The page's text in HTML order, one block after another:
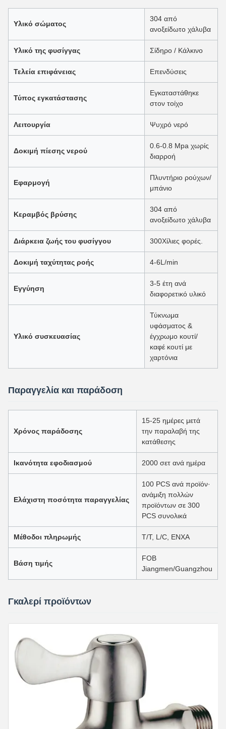
Υλικό σώματος
304 από
ανοξείδωτο χάλυβα
Υλικό της φυσίγγας Σίδηρο / Κάλκινο
Τελεία επιφάνειας Επενδύσεις
Τύπος εγκατάστασης
Εγκαταστάθηκε
στον τοίχο
Λειτουργία Ψυχρό νερό
Δοκιμή πίεσης νερού
0.6-0.8 Mpa χωρίς
διαρροή
Εφαρμογή
Πλυντήριο ρούχων/
μπάνιο
Κεραμβός βρύσης
304 από
ανοξείδωτο χάλυβα
Διάρκεια ζωής του φυσίγγου 300Χίλιες φορές.
Δοκιμή ταχύτητας ροής 4-6L/min
Εγγύηση
3-5 έτη ανά
διαφορετικό υλικό
Υλικό συσκευασίας
Τύκνωμα
υφάσματος &
έγχρωμο κουτί/
καφέ κουτί με
χαρτόνια
Παραγγελία και παράδοση
Χρόνος παράδοσης
15-25 ημέρες μετά
την παραλαβή της
κατάθεσης
Ικανότητα εφοδιασμού 2000 σετ ανά ημέρα
Ελάχιστη ποσότητα παραγγελίας
100 PCS ανά προϊόν·
ανάμιξη πολλών
προϊόντων σε 300
PCS συνολικά
Μέθοδοι πληρωμής Τ/Τ, L/C, ΕΝΧΑ
Βάση τιμής
FOB
Jiangmen/Guangzhou
Γκαλερί προϊόντων